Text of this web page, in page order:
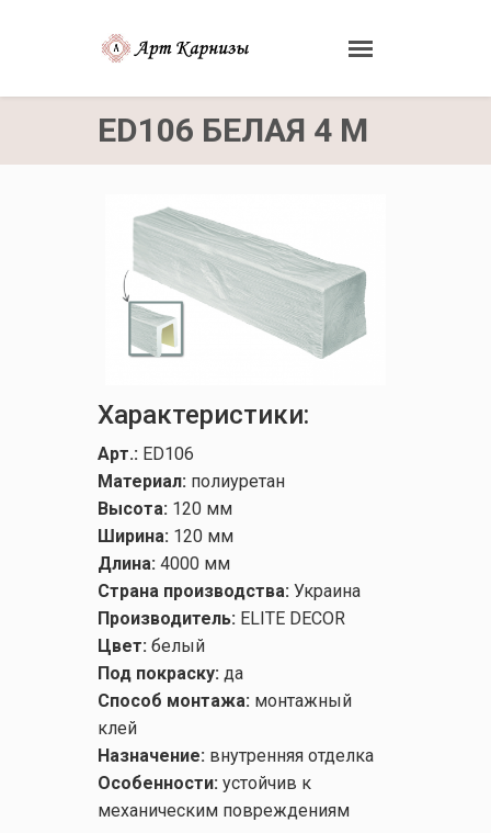
ED106 БЕЛАЯ 4 М
Характеристики:
Арт.: ED106
Материал: полиуретан
Высота: 120 мм
Ширина: 120 мм
Длина: 4000 мм
Страна производства: Украина
Производитель: ELITE DECOR
Цвет: белый
Под покраску: да
Способ монтажа: монтажный
клей
Назначение: внутренняя отделка
Особенности: устойчив к
механическим повреждениям